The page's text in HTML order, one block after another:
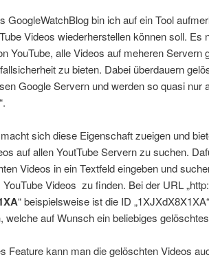
GoogleWatchBlog bin ich auf ein Tool
Videos wiederherstellen können soll. Es
YouTube, alle Videos auf meheren Servern
zu bieten. Dabei überdauern
Google Servern und werden so quasi nur
sich diese Eigenschaft zueigen und
auf allen YoutTube Servern zu suchen.
Videos in ein Textfeld eingeben und
Videos zu finden. Bei der URL
“ beispielsweise ist die ID
welche auf Wunsch ein beliebiges
Feature kann man die gelöschten Videos